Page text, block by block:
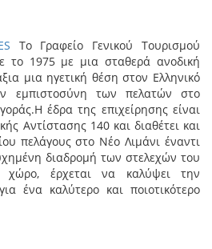
Το Γραφείο Γενικού Τουρισμού
το 1975 με μια σταθερά ανοδική
μια ηγετική θέση στον Ελληνικό
εμπιστοσύνη των πελατών στο
έδρα της επιχείρησης είναι
Αντίστασης 140 και διαθέτει και
πελάγους στο Νέο Λιμάνι έναντι
διαδρομή των στελεχών του
χώρο, έρχεται να καλύψει την
ένα καλύτερο και ποιοτικότερο